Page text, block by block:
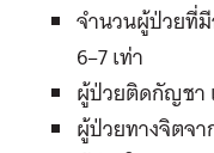
จำนวนผู้ป่วยที่
6–7 เท่า
ผู้ป่วยติดกัญชา
ผู้ป่วยทางจิตจา